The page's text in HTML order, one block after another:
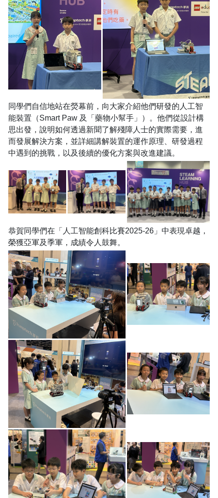
同學們自信地站在熒幕前，向大家介紹他們研發的人工智
能裝置（Smart Paw 及「藥物小幫手」）。他們從設計構
思出發，說明如何透過新聞了解殘障人士的實際需要，進
而發展解決方案，並詳細講解裝置的運作原理、研發過程
中遇到的挑戰，以及後續的優化方案與改進建議。
恭賀同學們在「人工智能創科比賽2025-26」中表現卓越，
榮獲亞軍及季軍，成績令人鼓舞。